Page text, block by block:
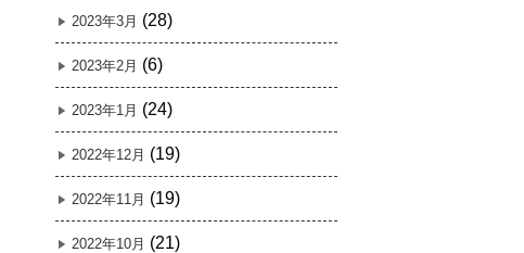
2023年3月 (28)
2023年2月 (6)
2023年1月 (24)
2022年12月 (19)
2022年11月 (19)
2022年10月 (21)